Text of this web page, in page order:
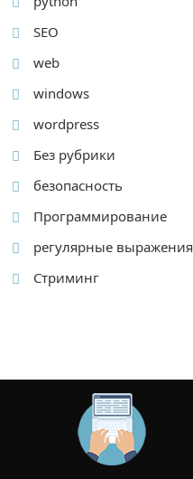
SEO
web
windows
wordpress
Без рубрики
безопасность
Программирование
регулярные выражения
Стриминг